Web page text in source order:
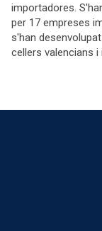
importadores.
per 17 empreses
s'han
cellers valencians